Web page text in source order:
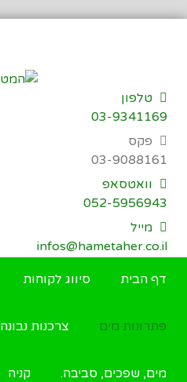
דילוג
טלפון
03-9341169
פקס
03-9088161
וואטסאפ
052-5956943
מייל
infos@hametaher.co.il
דף הבית סיווג לקוחות
פתרונות מים צרכנות נבונה
מים, שפכים, סביבה. קניה